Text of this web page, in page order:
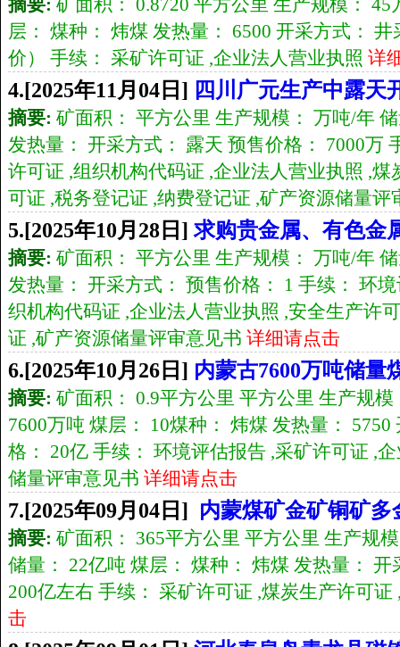
摘要: 矿面积： 0.8720 平方公里 生产规模：
层： 煤种： 炜煤 发热量： 6500 开采方式：
价） 手续： 采矿许可证 ,企业法人营业执照 详
4.[2025年11月04日] 四川广元生产中露天
摘要: 矿面积： 平方公里 生产规模： 万吨/年
发热量： 开采方式： 露天 预售价格： 7000万
许可证 ,组织机构代码证 ,企业法人营业执照 ,
可证 ,税务登记证 ,纳费登记证 ,矿产资源储量
5.[2025年10月28日]求购贵金属、有色金
摘要: 矿面积： 平方公里 生产规模： 万吨/年
发热量： 开采方式： 预售价格： 1 手续： 环
织机构代码证 ,企业法人营业执照 ,安全生产许
证 ,矿产资源储量评审意见书 详细请点击
6.[2025年10月26日] 内蒙古7600万吨储量
摘要: 矿面积： 0.9平方公里 平方公里 生产规
7600万吨 煤层： 10煤种： 炜煤 发热量：
格： 20亿 手续： 环境评估报告 ,采矿许可证 ,
储量评审意见书 详细请点击
7.[2025年09月04日] 内蒙煤矿金矿铜矿多
摘要: 矿面积： 365平方公里 平方公里 生产规
储量： 22亿吨 煤层： 煤种： 炜煤 发热量：
200亿左右 手续： 采矿许可证 ,煤炭生产许可
击